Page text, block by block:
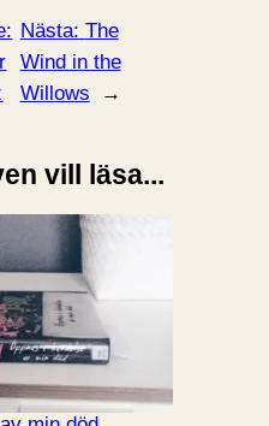
Nästa: The
Wind in the
Willows
→
vill läsa...